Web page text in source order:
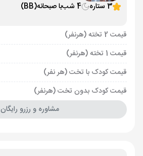
3 ستاره
4 شب با صبحانه(BB)
قیمت 2 تخته (هرنفر)
قیمت 1 تخته (هرنفر)
قیمت کودک با تخت (هر نفر)
قیمت کودک بدون تخت (هرنفر)
مشاوره و رزرو رایگان